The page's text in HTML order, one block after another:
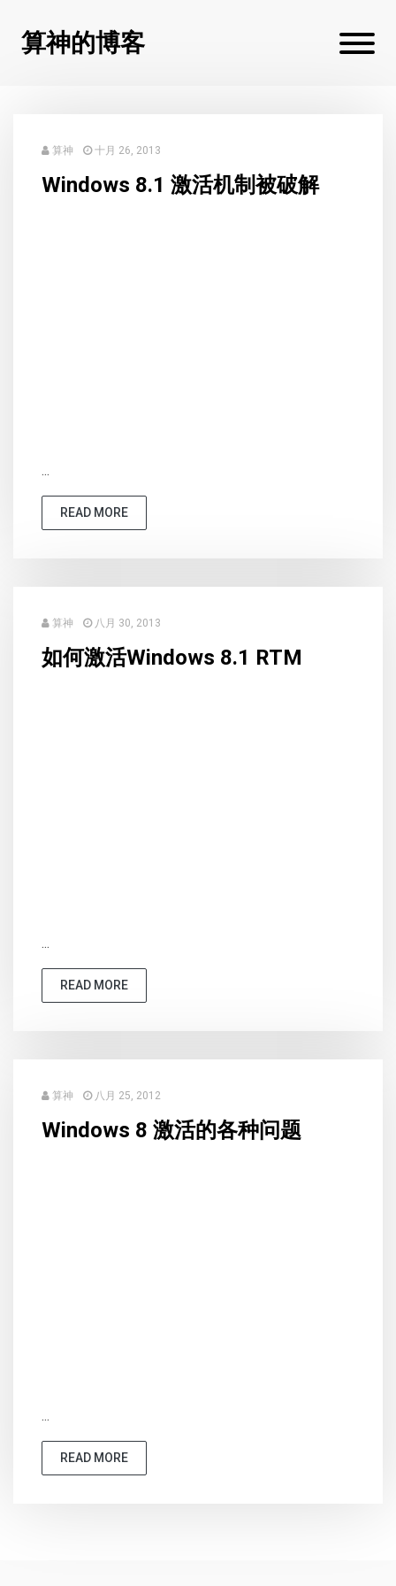
算神的博客
算神 十月 26, 2013
Windows 8.1 激活机制被破解
...
READ MORE
算神 八月 30, 2013
如何激活Windows 8.1 RTM
...
READ MORE
算神 八月 25, 2012
Windows 8 激活的各种问题
...
READ MORE